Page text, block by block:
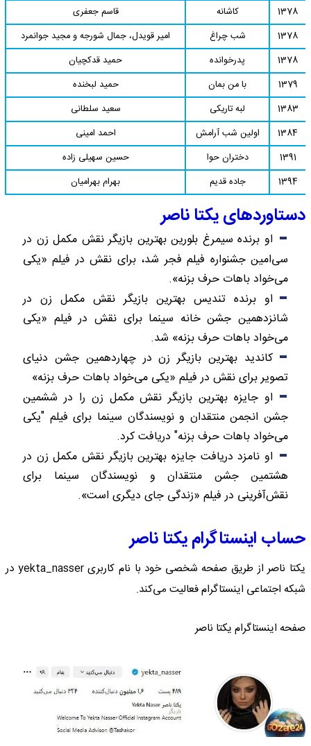
1378
کاشانه
قاسم جعفری
1378
شب چراغ
امیر قویدل، جمال شورجه و مجید جوانمرد
1378
پدرخوانده
حمید قدکچیان
1379
با من بمان
حمید لبخنده
1383
لبه تاریکی
سعید سلطانی
1384
اولین شب آرامش
احمد امینی
1391
دختران حوا
حسین سهیلی زاده
1394
جاده قدیم بهرام بهرامیان
دستاوردهای یکتا ناصر
او برنده سیمرغ بلورین بهترین بازیگر نقش مکمل زن در
سی‌امین جشنواره فیلم فجر شد، برای نقش در فیلم «یکی
می‌خواد باهات حرف بزنه».
او برنده تندیس بهترین بازیگر نقش مکمل زن در
شانزدهمین جشن خانه سینما برای نقش در فیلم «یکی
می‌خواد باهات حرف بزنه» شد.
کاندید بهترین بازیگر زن در چهاردهمین جشن دنیای
تصویر برای نقش در فیلم «یکی می‌خواد باهات حرف بزنه»
او جایزه بهترین بازیگر نقش مکمل زن را در ششمین
جشن انجمن منتقدان و نویسندگان سینما برای فیلم "یکی
می‌خواد باهات حرف بزنه" دریافت کرد.
او نامزد دریافت جایزه بهترین بازیگر نقش مکمل زن در
هشتمین جشن منتقدان و نویسندگان سینما برای
نقش‌آفرینی در فیلم «زندگی جای دیگری است».
حساب اینستاگرام یکتا ناصر
یکتا ناصر از طریق صفحه شخصی خود با نام کاربری yekta_nasser در
شبکه اجتماعی اینستاگرام فعالیت می‌کند.
صفحه اینستاگرام یکتا ناصر